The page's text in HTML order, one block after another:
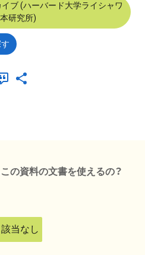
ブ (ハーバード大学ライシャワ
研究所)
の資料の文書を使えるの？
該当なし